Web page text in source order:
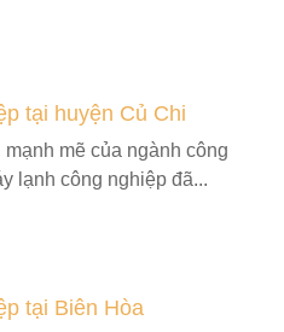
tại huyện Củ Chi
mẽ của ngành công
lạnh công nghiệp đã...
tại Biên Hòa